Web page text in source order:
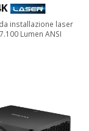
installazione laser
Lumen ANSI